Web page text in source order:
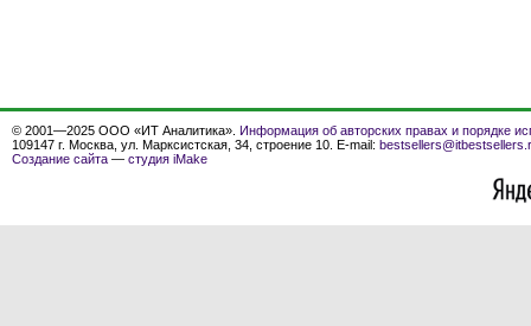
© 2001—2025 ООО «ИТ Аналитика». Информация об авторских правах и порядке
109147 г. Москва, ул. Марксистская, 34, строение 10. E-mail:
Создание сайта — студия iMake